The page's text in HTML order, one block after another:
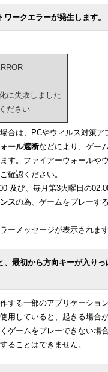
ークエラーが発生します。
に失敗しました
ださい
合は、PCやウィルス対策ア
ール遮断などにより、ゲー
す。ファイアーウォールや
確認ください。
及び、毎月第3火曜日の
スの為、ゲームをプレーす
ーメッセージが表示されます
、最初から方向キーが入り
する一部のアプリケーショ
用していると、起きる場合が
ゲームをプレーできない場
ることはできません。